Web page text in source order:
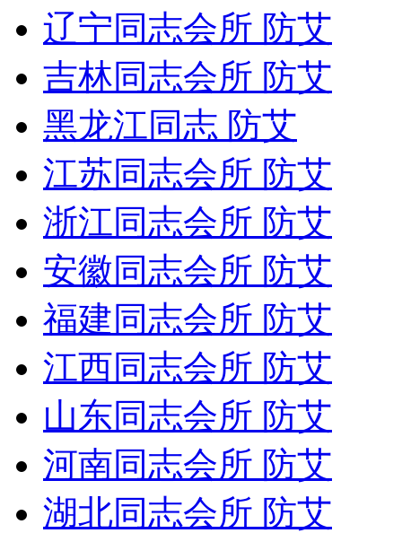
辽宁同志会所 防艾
吉林同志会所 防艾
黑龙江同志 防艾
江苏同志会所 防艾
浙江同志会所 防艾
安徽同志会所 防艾
福建同志会所 防艾
江西同志会所 防艾
山东同志会所 防艾
河南同志会所 防艾
湖北同志会所 防艾